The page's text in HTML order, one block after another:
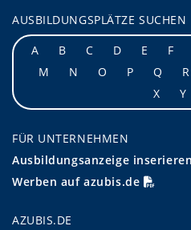
AUSBILDUNGSPLÄTZE SUCHEN
A
B C D E F
M
N O P Q R
X
Y
FÜR UNTERNEHMEN
Ausbildungsanzeige inserieren
Werben auf azubis.de
AZUBIS.DE